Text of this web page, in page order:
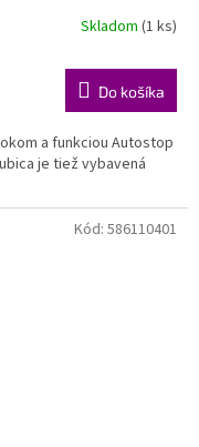
Skladom (1 ks)
Do košíka
a funkciou Autostop
je tiež vybavená
Kód: 586110401